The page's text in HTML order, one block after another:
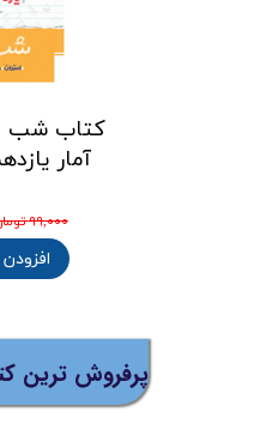
کتاب شب
آمار
۹۹,۰۰۰ تومان
پرفروش ترین